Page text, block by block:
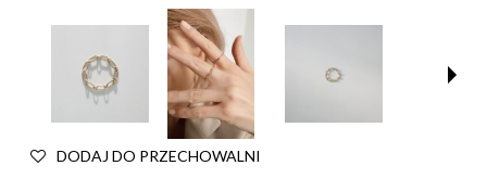
DODAJ DO PRZECHOWALNI